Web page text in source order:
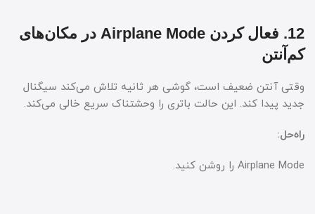
12. فعال کردن Airplane Mode در مکان‌های
کم‌آنتن
وقتی آنتن ضعیف است، گوشی هر ثانیه تلاش می‌کند سیگنال
جدید پیدا کند. این حالت باتری را وحشتناک سریع خالی می‌کند.
راه‌حل:
Airplane Mode را روشن کنید.